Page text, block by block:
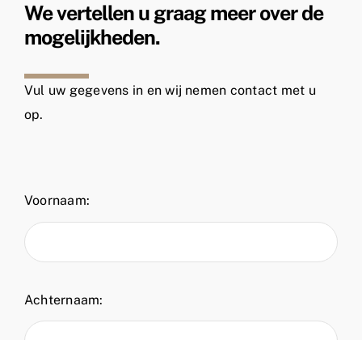
We vertellen u graag meer over de
mogelijkheden.
Vul uw gegevens in en wij nemen contact met u
op.
Voornaam:
Achternaam: